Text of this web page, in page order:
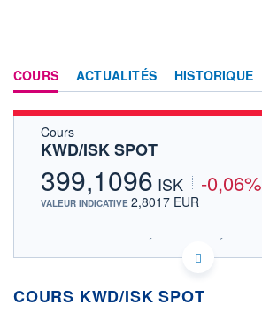
COURS ACTUALITÉS HISTORIQUE
Cours
KWD/ISK SPOT
399,1096 ISK -0,06%
VALEUR INDICATIVE 2,8017 EUR
SIX - FOREX 2 DONNÉES TEMPS RÉEL
Politique d'exécution
COURS KWD/ISK SPOT